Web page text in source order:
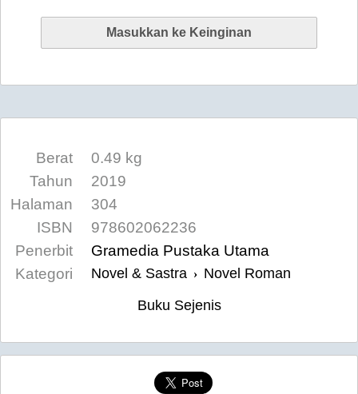
Berat
0.49 kg
Tahun
2019
Halaman
304
ISBN
978602062236
Penerbit
Gramedia Pustaka Utama
Kategori
Novel & Sastra › Novel Roman
Buku Sejenis